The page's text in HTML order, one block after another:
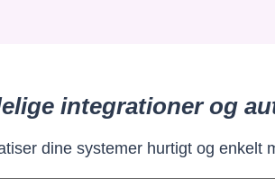
integrationer og
dine systemer hurtigt og enkelt